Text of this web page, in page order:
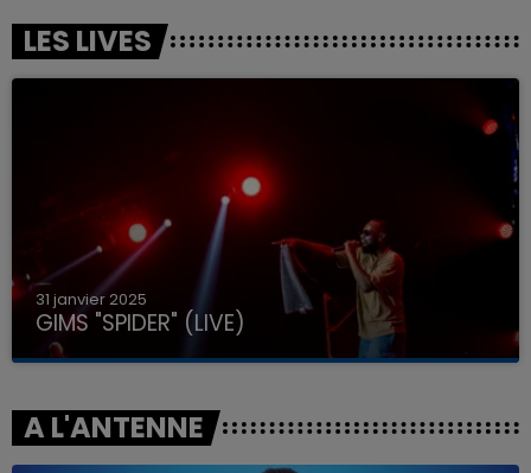
LES LIVES
31 janvier 2025
GIMS "SPIDER" (LIVE)
A L'ANTENNE